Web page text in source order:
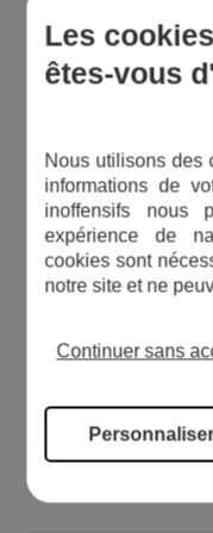
22
vidange
12
3
Les
êtes-vous
Nous utilisons des
informations de
inoffensifs nous
expérience de
cookies sont
notre site et ne
Continuer sans